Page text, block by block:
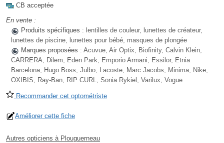
CB acceptée
En vente :
Produits spécifiques : lentilles de couleur, lunettes de créateur,
lunettes de piscine, lunettes pour bébé, masques de plongée
Marques proposées : Acuvue, Air Optix, Biofinity, Calvin Klein,
CARRERA, Dilem, Eden Park, Emporio Armani, Essilor, Etnia
Barcelona, Hugo Boss, Julbo, Lacoste, Marc Jacobs, Minima, Nike,
OXIBIS, Ray-Ban, RIP CURL, Sonia Rykiel, Varilux, Vogue
Recommander cet optométriste
Améliorer cette fiche
Autres opticiens à Plouguerneau